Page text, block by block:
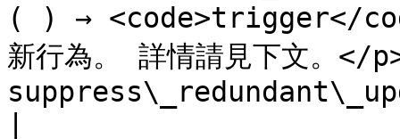
( ) → <code>trigger</
新行為。 詳情請見下文。</